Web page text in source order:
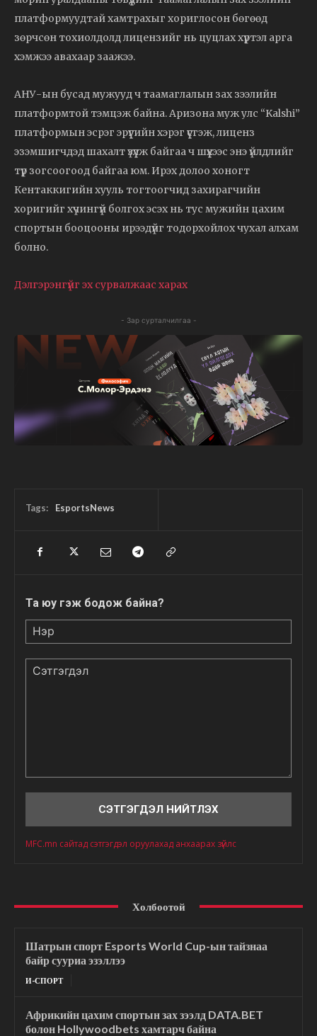
платформуудтай хамтрахыг хориглосон бөгөөд
зөрчсөн тохиолдолд лицензийг нь цуцлах хүртэл арга
хэмжээ авахаар заажээ.
АНУ-ын бусад мужууд ч таамаглалын зах зээлийн
платформтой тэмцэж байна. Аризона муж улс “Kalshi”
платформын эсрэг эрүүгийн хэрэг үүсгэж, лиценз
эзэмшигчдэд шахалт үзүүлж байгаа ч шүүхээс энэ үйлдлийг
түр зогсоогоод байгаа юм. Ирэх долоо хоногт
Кентаккигийн хууль тогтоогчид захирагчийн
хоригийг хүчингүй болгох эсэх нь тус мужийн цахим
спортын бооцооны ирээдүйг тодорхойлох чухал алхам
болно.
Дэлгэрэнгүйг эх сурвалжаас харах
- Зар сурталчилгаа -
Tags: EsportsNews
Та юу гэж бодож байна?
MFC.mn сайтад сэтгэгдэл оруулахад анхаарах зүйлс
Холбоотой
Шатрын спорт Esports World Cup-ын тайзнаа
байр сууриа эзэллээ
И-СПОРТ
Африкийн цахим спортын зах зээлд DATA.BET
болон Hollywoodbets хамтарч байна